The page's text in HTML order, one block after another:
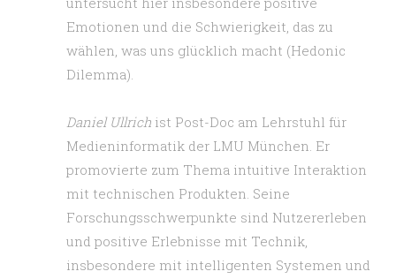
Emotionen und die Schwierigkeit, das zu
wählen, was uns glücklich macht (Hedonic
Dilemma).
Daniel Ullrich ist Post-Doc am Lehrstuhl für
Medieninformatik der LMU München. Er
promovierte zum Thema intuitive Interaktion
mit technischen Produkten. Seine
Forschungsschwerpunkte sind Nutzererleben
und positive Erlebnisse mit Technik,
insbesondere mit intelligenten Systemen und